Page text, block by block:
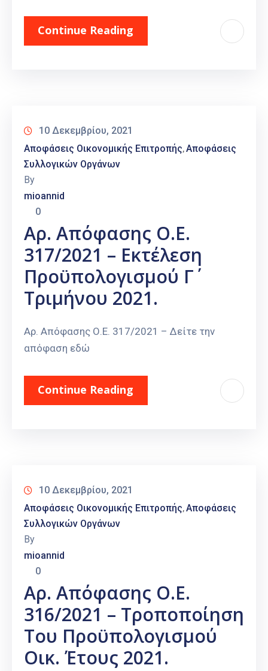
Continue Reading
10 Δεκεμβρίου, 2021
Αποφάσεις Οικονομικής Επιτροπής‚Αποφάσεις
Συλλογικών Οργάνων
By
mioannid
0
Αρ. Απόφασης Ο.Ε.
317/2021 – Εκτέλεση
Προϋπολογισμού Γ΄
Τριμήνου 2021.
Αρ. Απόφασης Ο.Ε. 317/2021 – Δείτε την
απόφαση εδώ
Continue Reading
10 Δεκεμβρίου, 2021
Αποφάσεις Οικονομικής Επιτροπής‚Αποφάσεις
Συλλογικών Οργάνων
By
mioannid
0
Αρ. Απόφασης Ο.Ε.
316/2021 – Τροποποίηση
Του Προϋπολογισμού
Οικ. Έτους 2021.